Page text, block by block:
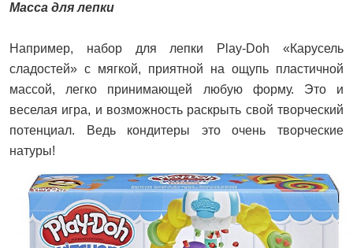
Масса для лепки
Например, набор для лепки Play-Doh «Карусель
сладостей» с мягкой, приятной на ощупь пластичной
массой, легко принимающей любую форму. Это и
веселая игра, и возможность раскрыть свой творческий
потенциал. Ведь кондитеры это очень творческие
натуры!